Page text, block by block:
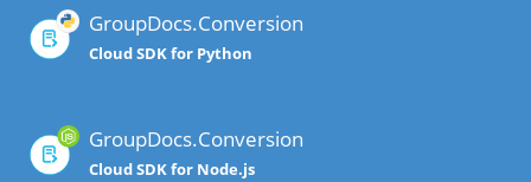
GroupDocs.Conversion
Cloud SDK for Python
GroupDocs.Conversion
Cloud SDK for Node.js